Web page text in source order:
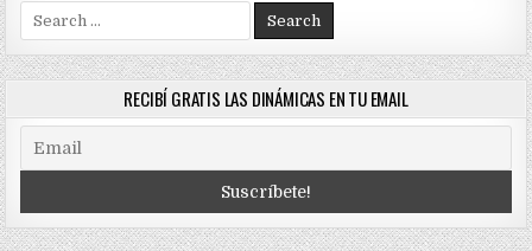
Search
for:
RECIBÍ GRATIS LAS DINÁMICAS EN TU EMAIL